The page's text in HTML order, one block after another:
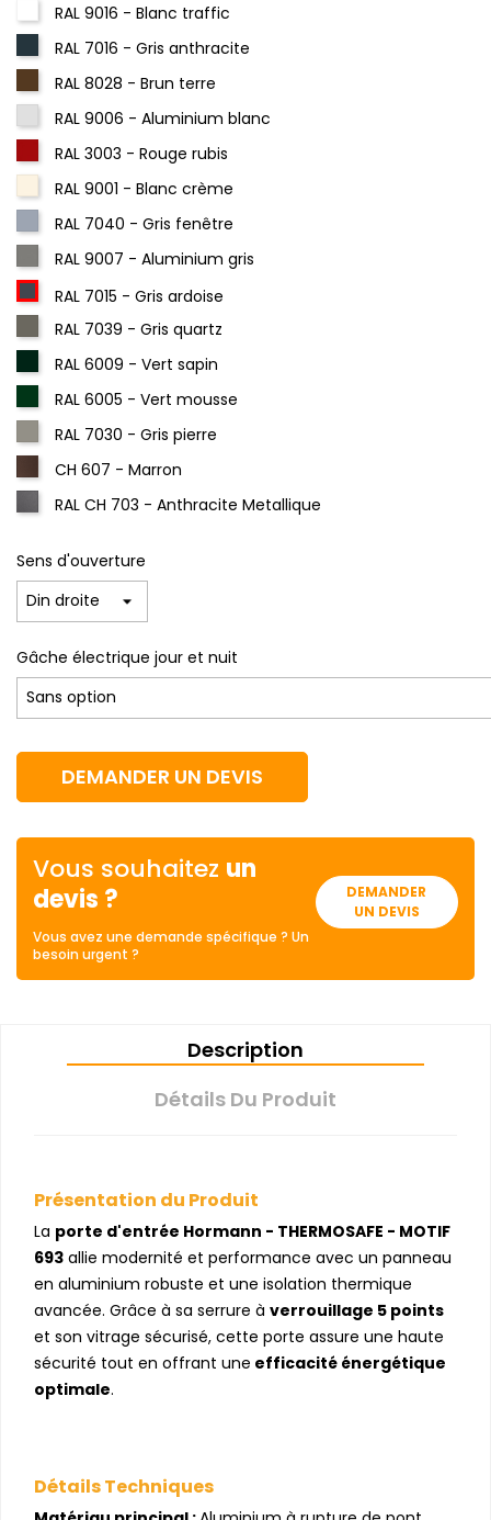
RAL 9016 - Blanc traffic
RAL 7016 - Gris anthracite
RAL 8028 - Brun terre
RAL 9006 - Aluminium blanc
RAL 3003 - Rouge rubis
RAL 9001 - Blanc crème
RAL 7040 - Gris fenêtre
RAL 9007 - Aluminium gris
RAL 7015 - Gris ardoise
RAL 7039 - Gris quartz
RAL 6009 - Vert sapin
RAL 6005 - Vert mousse
RAL 7030 - Gris pierre
CH 607 - Marron
RAL CH 703 - Anthracite Metallique
Sens d'ouverture
Gâche électrique jour et nuit
DEMANDER UN DEVIS
Vous souhaitez un
devis ?
Vous avez une demande spécifique ? Un
besoin urgent ?
DEMANDER
UN DEVIS
Description
Détails Du Produit
Présentation du Produit
La porte d'entrée Hormann - THERMOSAFE - MOTIF
693 allie modernité et performance avec un panneau
en aluminium robuste et une isolation thermique
avancée. Grâce à sa serrure à verrouillage 5 points
et son vitrage sécurisé, cette porte assure une haute
sécurité tout en offrant une efficacité énergétique
optimale.
Détails Techniques